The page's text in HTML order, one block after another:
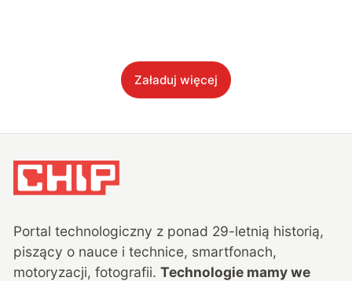
Załaduj więcej
Portal technologiczny z ponad 29-letnią historią,
piszący o nauce i technice, smartfonach,
motoryzacji, fotografii. Technologie mamy we